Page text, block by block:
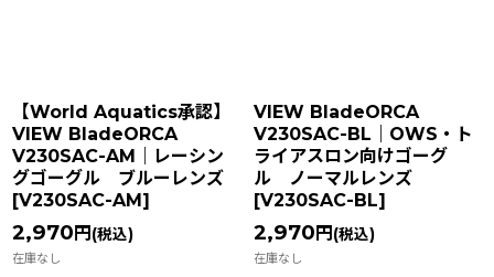
【World Aquatics承認】
VIEW BladeORCA
V230SAC-AM｜レーシン
グゴーグル ブルーレンズ
[V230SAC-AM ]
2,970 円 (税込)
在庫なし
VIEW BladeORCA
V230SAC-BL｜OWS・ト
ライアスロン向けゴーグ
ル ノーマルレンズ
[V230SAC-BL]
2,970 円 (税込)
在庫なし